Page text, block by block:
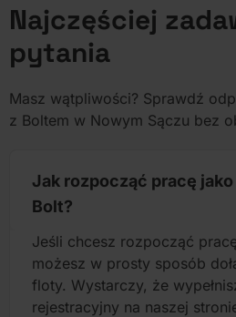
Najczęściej
pytania
Masz wątpliwości? Sprawdź
z Boltem w Nowym Sączu bez
Jak rozpocząć pracę
Bolt?
Jeśli chcesz rozpocząć
możesz w prosty sposób
floty. Wystarczy, że
rejestracyjny na naszej